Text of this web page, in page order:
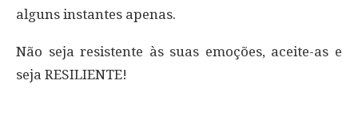
alguns instantes apenas.
Não seja resistente às suas emoções, aceite-as e
seja RESILIENTE!